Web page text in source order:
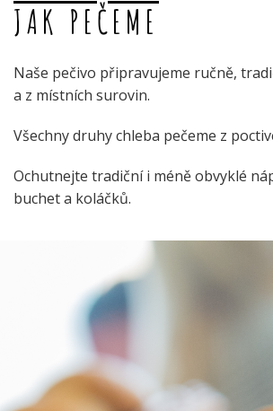
JAK PEČEME
Naše pečivo připravujeme ručně,
a z místních surovin.
Všechny druhy chleba pečeme z
Ochutnejte tradiční i méně obvyklé
buchet a koláčků.